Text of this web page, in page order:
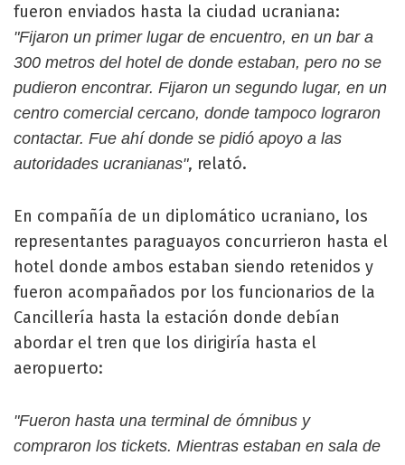
fueron enviados hasta la ciudad ucraniana:
"Fijaron un primer lugar de encuentro, en un bar a
300 metros del hotel de donde estaban, pero no se
pudieron encontrar. Fijaron un segundo lugar, en un
centro comercial cercano, donde tampoco lograron
contactar. Fue ahí donde se pidió apoyo a las
autoridades ucranianas", relató.
En compañía de un diplomático ucraniano, los
representantes paraguayos concurrieron hasta el
hotel donde ambos estaban siendo retenidos y
fueron acompañados por los funcionarios de la
Cancillería hasta la estación donde debían
abordar el tren que los dirigiría hasta el
aeropuerto:
"Fueron hasta una terminal de ómnibus y
compraron los tickets. Mientras estaban en sala de